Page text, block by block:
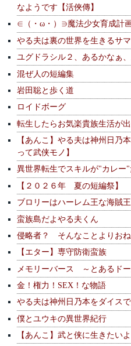
なようです【活俠傳】
∈（・ω・）∋魔法少女育成計
やる夫は裏の世界を生きるサ
ユグドラシル２、あるかなぁ、
混ぜ人の短編集
岩田聡と歩く道
ロイドボーグ
転生したらお気楽貴族生活が
【あんこ】やる夫は神州日乃
って武侠モノ】
異世界転生でスキルが"カレー
【２０２６年 夏の短編祭】
ブロリーはハーレム王な海賊
蛮族島だよやる夫くん
侵略者？ そんなことよりおね
【エター】専守防衛蛮族
メモリーバース ～とあるド
金！権力！SEX！な物語
やる夫は神州日乃本をダイス
僕とユウキの異世界紀行
【あんこ】武と侠に生きたい